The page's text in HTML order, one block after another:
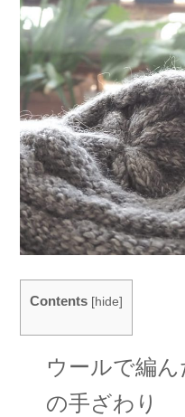
Contents [hide]
ウールで編
の手ざわり